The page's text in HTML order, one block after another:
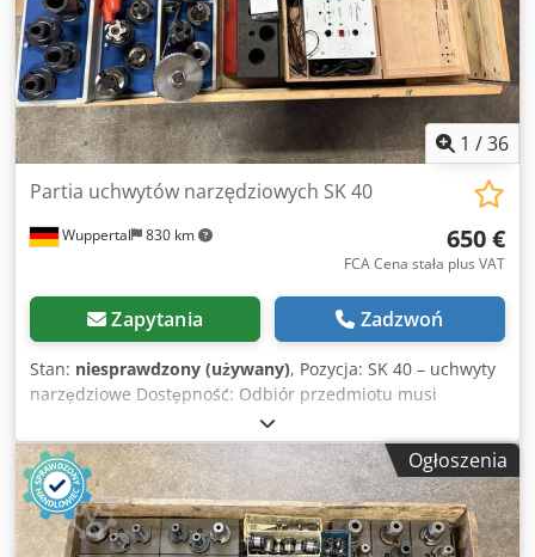
1 /36
Wuppertal 830 km
Partia uchwytów narzędziowych SK 40
650 €
FCA Cena stała plus VAT
Zapytania Zadzwoń
Stan: niesprawdzony (używany), Pozycja: SK 40 – uchwyty
narzędziowe Dostępność: Odbiór przedmiotu musi
nastąpić w terminie 11.08 lub 12.08.2026. Informacja o
konkretnym dniu odbiór zostanie przekazana z
odpowiednim wyprzedzeniem i uzgodniona z Państwem.
Warunki płatności: Płatność z góry – przelewem bankowym.
Dodpfx Aszm Igiekqjkr Numer wewnętrzny: 175-17 Zakres
dostawy: Pasuje do oferowanej przez nas frezarki Mikron
Ogłoszenia